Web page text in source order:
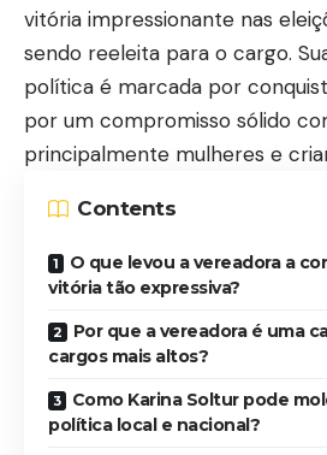
vitória impressionante nas
sendo reeleita para o cargo.
política é marcada por
por um compromisso sólido
principalmente mulheres e
Contents
O que levou a vereadora a
vitória tão expressiva?
Por que a vereadora é uma
cargos mais altos?
Como Karina Soltur pode
política local e nacional?